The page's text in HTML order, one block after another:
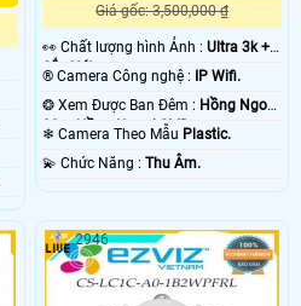
Giá gốc: 3,500,000 ₫
️👀 Chất lượng hình Ảnh :Ultra 3k +
Sắc Nét .
®️ Camera Công nghệ : IP Wifi.
❂ Xem Được Ban Đêm : Hồng Ngoại
30m Hồng Ngoại SMD.
❄ Camera Theo Mẫu Plastic.
️💫 Chức Năng :Thu Âm.
2946